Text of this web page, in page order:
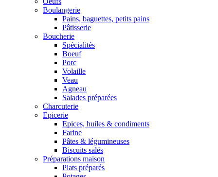
Boulangerie
Pains, baguettes, petits pains
Pâtisserie
Boucherie
Spécialités
Boeuf
Porc
Volaille
Veau
Agneau
Salades préparées
Charcuterie
Epicerie
Epices, huiles & condiments
Farine
Pâtes & légumineuses
Biscuits salés
Préparations maison
Plats préparés